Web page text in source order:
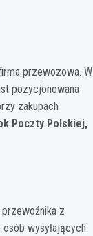
przewozowa. W
pozycjonowana
zakupach
Poczty Polskiej,
z
wysyłających